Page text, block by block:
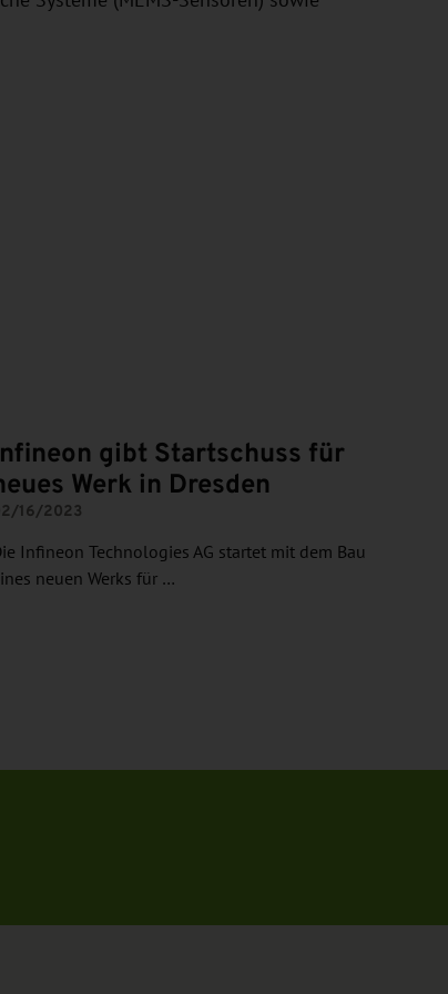
gibt Startschuss für
Werk in Dresden
16/2023
Infineon Technologies AG startet mit dem Bau
neuen Werks für …